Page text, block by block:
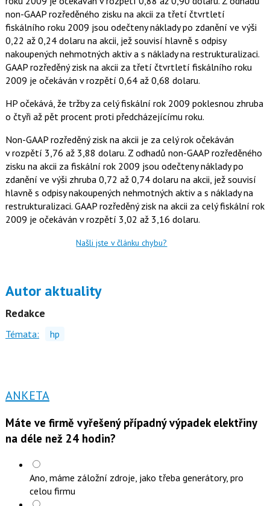
non-GAAP rozředěného zisku na akcii za třetí čtvrtletí
fiskálního roku 2009 jsou odečteny náklady po zdanění ve výši
0,22 až 0,24 dolaru na akcii, jež souvisí hlavně s odpisy
nakoupených nehmotných aktiv a s náklady na restrukturalizaci.
GAAP rozředěný zisk na akcii za třetí čtvrtletí fiskálního roku
2009 je očekáván v rozpětí 0,64 až 0,68 dolaru.
HP očekává, že tržby za celý fiskální rok 2009 poklesnou zhruba
o čtyři až pět procent proti předcházejícímu roku.
Non-GAAP rozředěný zisk na akcii je za celý rok očekáván
v rozpětí 3,76 až 3,88 dolaru. Z odhadů non-GAAP rozředěného
zisku na akcii za fiskální rok 2009 jsou odečteny náklady po
zdanění ve výši zhruba 0,72 až 0,74 dolaru na akcii, jež souvisí
hlavně s odpisy nakoupených nehmotných aktiv a s náklady na
restrukturalizaci. GAAP rozředěný zisk na akcii za celý fiskální rok
2009 je očekáván v rozpětí 3,02 až 3,16 dolaru.
Našli jste v článku chybu?
Autor aktuality
Redakce
Témata: hp
ANKETA
Máte ve firmě vyřešený případný výpadek elektřiny
na déle než 24 hodin?
Ano, máme záložní zdroje, jako třeba generátory, pro
celou firmu